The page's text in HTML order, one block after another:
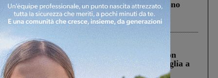
Un anno fa la strage in A1 in cui morirono
Gianni, Giulia e Franco. Lo schianto, il
processo, lo stop ai sorpassi fra tir....
Cronaca 3 Agosto 2026
Scomparso da una struttura di Castiglion
Fiorentino l’uomo che aveva ucciso la figlia a
Levane nel 2020